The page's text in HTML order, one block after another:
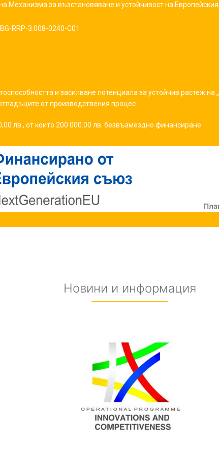
Механизма за възстановяване и устойчивост на
BG-RRP-3.008-0240-C01
и засилване потенциала за устойчив растеж
от производствения процес.
лв., от които 200 000.00 лв. безвъзмездно финансиране
Новини и информация